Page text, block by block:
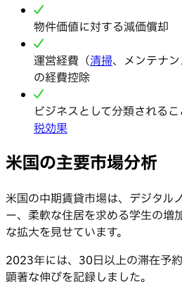
物件価値に対する減価償却
運営経費（清掃、メンテナ
の経費控除
ビジネスとして分類される
税効果
米国の主要市場分析
米国の中期賃貸市場は、デジタル
ー、柔軟な住居を求める学生の増
な拡大を見せています。
2023年には、30日以上の滞在予
顕著な伸びを記録しました。